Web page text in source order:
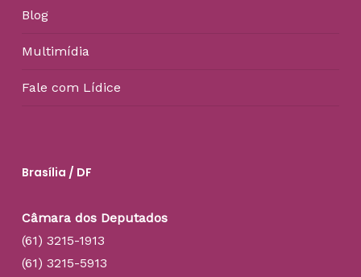
Blog
Multimídia
Fale com Lídice
Brasília / DF
Câmara dos Deputados
(61) 3215-1913
(61) 3215-5913